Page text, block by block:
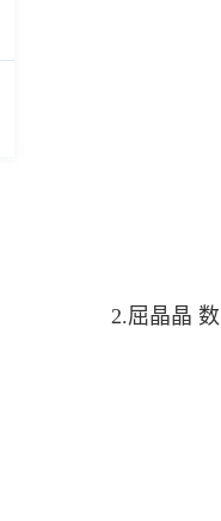
2.屈晶晶